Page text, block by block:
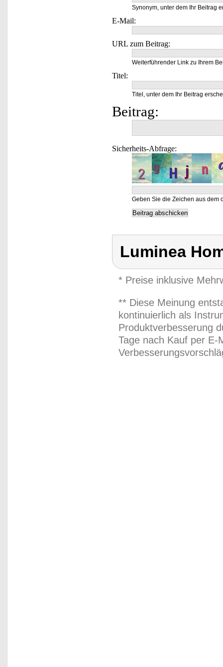
Synonym, unter dem Ihr Beitrag
E-Mail:
URL zum Beitrag:
Weiterführender Link zu Ihrem
Titel:
Titel, unter dem Ihr Beitrag
Beitrag:
Sicherheits-Abfrage:
Geben Sie die Zeichen aus dem
Luminea
* Preise inklusive
** Diese Meinung
kontinuierlich als
Produktverbesserung
Tage nach Kauf per E-